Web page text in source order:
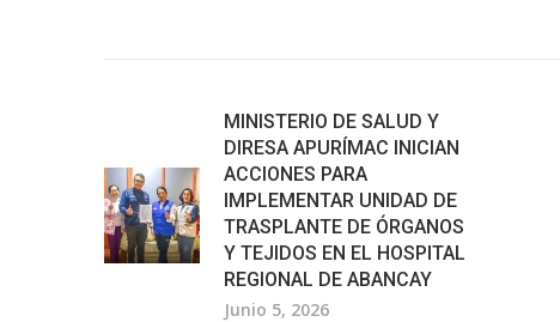
MINISTERIO DE SALUD Y
DIRESA APURÍMAC INICIAN
ACCIONES PARA
IMPLEMENTAR UNIDAD DE
TRASPLANTE DE ÓRGANOS
Y TEJIDOS EN EL HOSPITAL
REGIONAL DE ABANCAY
Junio 5, 2026